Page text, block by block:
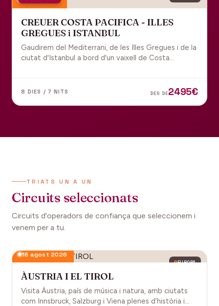
CREUER COSTA PACIFICA - ILLES
GREGUES i ISTANBUL
Gaudirem del Mediterrani, de les Illes Gregues i de la
ciutat d'Istanbul a bord d'un vaixell de Costa
8 DIES / 7 NITS DES DE2495€
TRIATS UN A UN
Circuits seleccionats
Circuits d'operadors de confiança que seleccionem i
venem per a tu.
EUROPA
18 agost 2026
ÀUSTRIA I EL TIROL
Visita Àustria, país de música i natura, amb ciutats
com Innsbruck, Salzburg i Viena plenes d’història i